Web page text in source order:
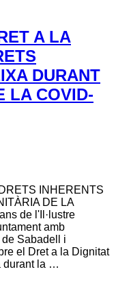
A LA
DURANT
LA COVID-
INHERENTS
DE LA
de l'Il·lustre
amb
Sabadell i
el Dret a la Dignitat
durant la …